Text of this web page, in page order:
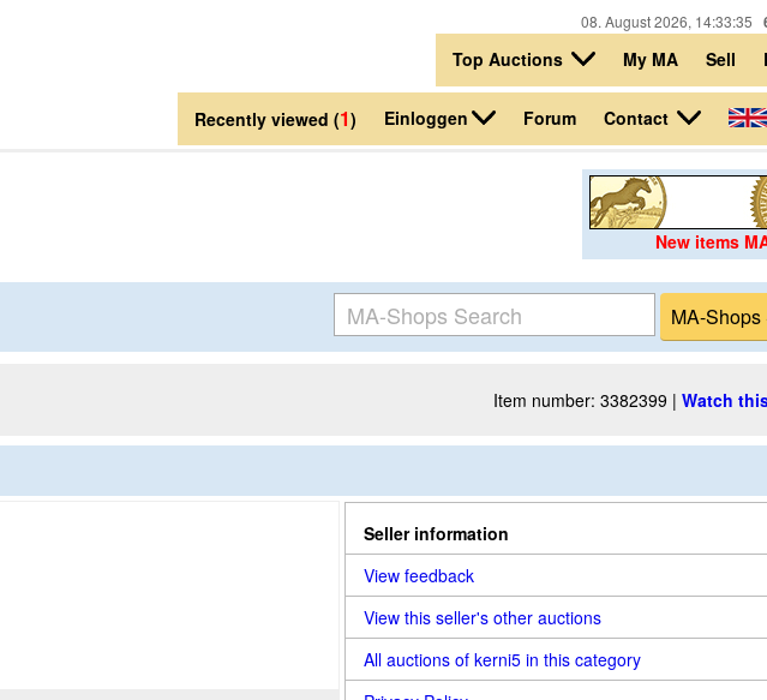
08. August 2026, 14:33:35
Top Auctions My MA Sell
Recently viewed (1) Einloggen Forum Contact
New items
Item number: 3382399 | Watch
Seller information
View feedback
View this seller's other auctions
All auctions of kerni5 in this category